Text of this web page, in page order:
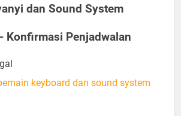
dan Sound System
Konfirmasi Penjadwalan
keyboard dan sound system